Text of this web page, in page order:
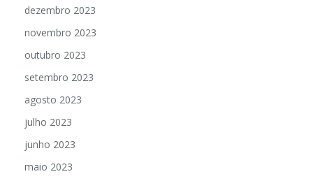
dezembro 2023
novembro 2023
outubro 2023
setembro 2023
agosto 2023
julho 2023
junho 2023
maio 2023